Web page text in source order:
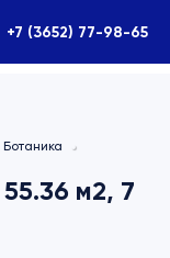
+7 (3652) 77-98-65
м2, 7